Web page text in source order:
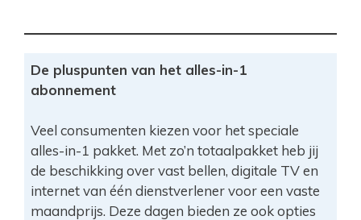
De pluspunten van het alles-in-1
abonnement
Veel consumenten kiezen voor het speciale
alles-in-1 pakket. Met zo’n totaalpakket heb jij
de beschikking over vast bellen, digitale TV en
internet van één dienstverlener voor een vaste
maandprijs. Deze dagen bieden ze ook opties